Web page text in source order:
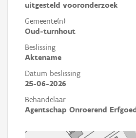
uitgesteld vooronderzoek
Gemeente(n)
Oud-turnhout
Beslissing
Aktename
Datum beslissing
25-06-2026
Behandelaar
Agentschap Onroerend